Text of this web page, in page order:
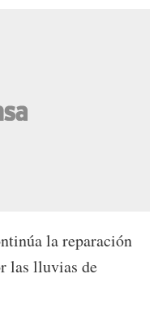
la reparación
las lluvias de